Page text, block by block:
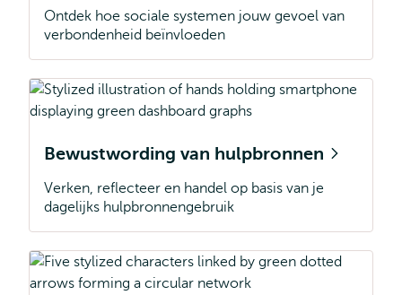
Ontdek hoe sociale systemen jouw gevoel van
verbondenheid beïnvloeden
Bewustwording van hulpbronnen
Verken, reflecteer en handel op basis van je
dagelijks hulpbronnengebruik